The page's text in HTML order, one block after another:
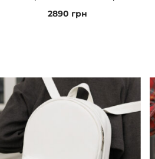
2890 грн